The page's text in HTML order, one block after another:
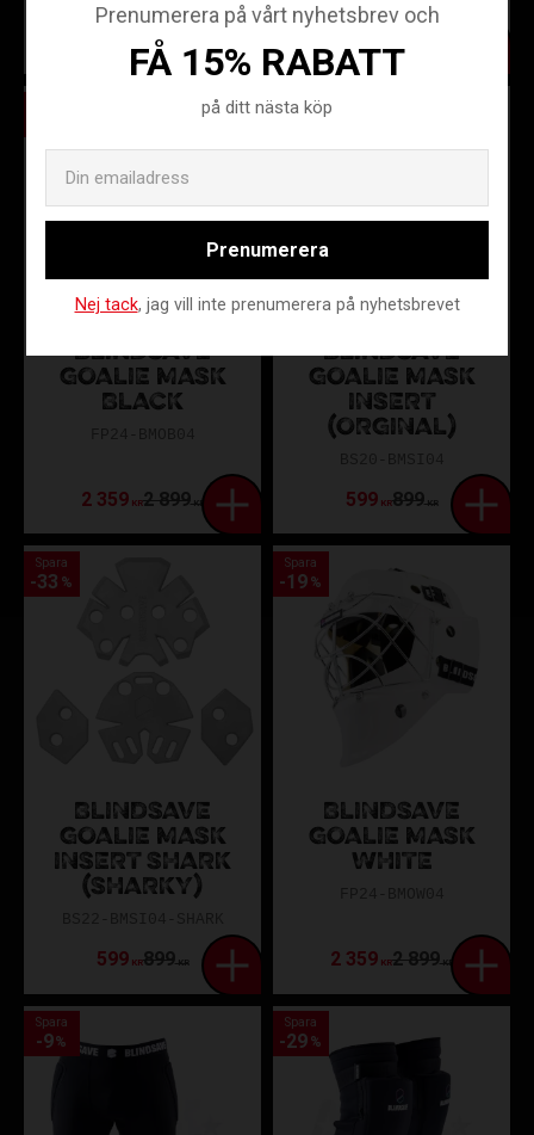
799
BLINDSAVE
GOALIE MASK
BLACK
2 359KR2 899KR
BLINDSAVE
GOALIE MASK
INSERT
(ORGINAL)
599KR899KR
Spara
BLINDSAVE
GOALIE MASK
INSERT SHARK
(SHARKY)
599KR899KR
Spara
33 %
BLINDSAVE
GOALIE MASK
WHITE
2 359KR2 899KR
Spara
19 %
Spara
9%
Spara
29 %
Prenumerera på vårt nyhetsbrev och
FÅ 15% RABATT
på ditt nästa köp
Prenumerera
Nej tack, jag vill inte prenumerera på nyhetsbrevet